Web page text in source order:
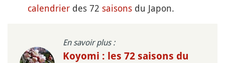
calendrier des 72 saisons du Japon.
En savoir plus :
Koyomi : les 72 saisons du